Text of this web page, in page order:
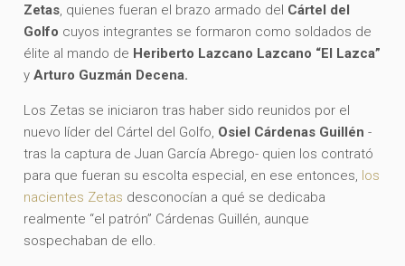
Zetas, quienes fueran el brazo armado del Cártel del
Golfo cuyos integrantes se formaron como soldados de
élite al mando de Heriberto Lazcano Lazcano “El Lazca”
yArturo Guzmán Decena.
Los Zetas se iniciaron tras haber sido reunidos por el
nuevo líder del Cártel del Golfo, Osiel Cárdenas Guillén -
tras la captura de Juan García Abrego- quien los contrató
para que fueran su escolta especial, en ese entonces, los
nacientes Zetas desconocían a qué se dedicaba
realmente “el patrón” Cárdenas Guillén, aunque
sospechaban de ello.